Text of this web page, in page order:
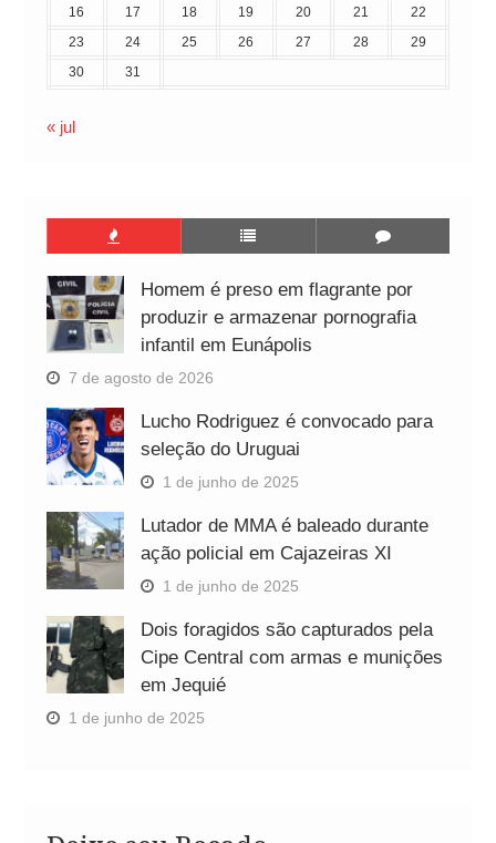
16
17 18 19 20 21
22
23
24 25 26 27 28
29
30
31
« jul
Homem é preso em flagrante por
produzir e armazenar pornografia
infantil em Eunápolis
7 de agosto de 2026
Lucho Rodriguez é convocado para
seleção do Uruguai
1 de junho de 2025
Lutador de MMA é baleado durante
ação policial em Cajazeiras XI
1 de junho de 2025
Dois foragidos são capturados pela
Cipe Central com armas e munições
em Jequié
1 de junho de 2025